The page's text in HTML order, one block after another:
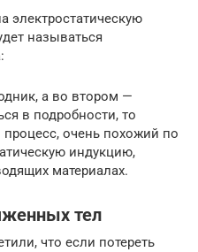
электростатическую
называться
а во втором —
в подробности, то
очень похожий по
индукцию,
материалах.
тел
что если потереть